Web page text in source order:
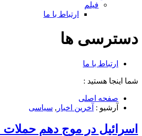
فیلم
ارتباط با ما
دسترسی ها
ارتباط با ما
شما اینجا هستید :
صفحه اصلی
آرشیو : آخرین اخبار , سیاسی
اسرائیل در موج دهم حملات